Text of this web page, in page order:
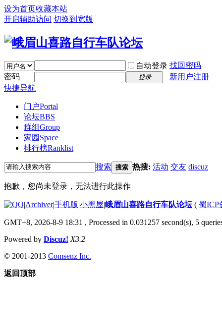
设为首页收藏本站
开启辅助访问 切换到宽版
自动登录 找回密码
密码
登录
新用户注册
快捷导航
门户Portal
论坛BBS
群组Group
家园 Space
排行榜Ranklist
搜索 搜索 热搜: 活动 交友 discuz
抱歉，您尚未登录，无法进行此操作
|Archiver|手机版|小黑屋|峨眉山喜路自行车队论坛( 蜀ICP
GMT+8, 2026-8-9 18:31 , Processed in 0.031257 second(s), 5
Powered by Discuz! X3.2
© 2001-2013 Comsenz Inc.
返回顶部